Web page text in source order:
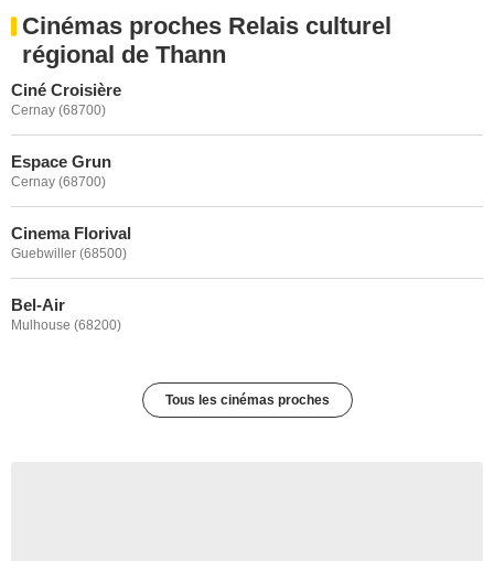
Cinémas proches Relais culturel
régional de Thann
Ciné Croisière
Cernay (68700)
Espace Grun
Cernay (68700)
Cinema Florival
Guebwiller (68500)
Bel-Air
Mulhouse (68200)
Tous les cinémas proches